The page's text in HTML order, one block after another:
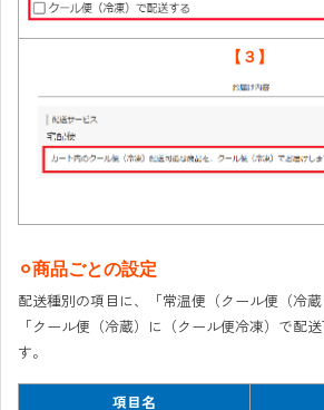
【３】
⚪︎商品ごとの設定
配送種別の項目に、「常温便（クール便（冷蔵
「クール便（冷蔵）に（クール便冷凍）で配
す。
項目名